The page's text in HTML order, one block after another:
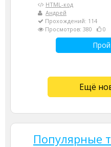
HTML-код
Андрей
Прохождений: 114
Просмотров: 380
0
Ещё
Популярные